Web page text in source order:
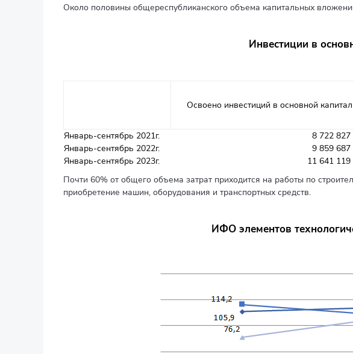
Около половины общереспубликанского объема капитальных
Инвестиции в
Освоено инвестиций в основной капитал
Январь-сентябрь 2021г.
8 722 827
Январь-сентябрь 2022г.
9 859 687
Январь-сентябрь 2023г.
11 641 119
Почти 60% от общего объема затрат приходится на работы по
приобретение машин, оборудования и транспортных средств.
ИФО элементов